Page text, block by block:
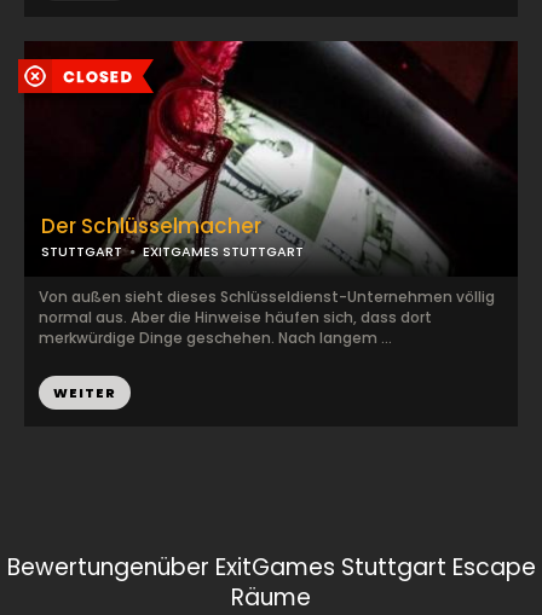
Der Schlüsselmacher
STUTTGART EXITGAMES STUTTGART
Von außen sieht dieses Schlüsseldienst-Unternehmen völlig
normal aus. Aber die Hinweise häufen sich, dass dort
merkwürdige Dinge geschehen. Nach langem ...
WEITER
Bewertungenüber ExitGames Stuttgart Escape
Räume